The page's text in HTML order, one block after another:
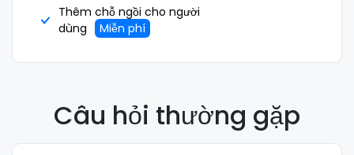
Thêm chỗ ngồi cho người
dùng
Miễn phí
Câu hỏi thường gặp